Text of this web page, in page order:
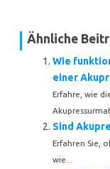
Ähnliche
Wie
einer
Erfahre, wie
Sind
Erfahren Sie,
wie...